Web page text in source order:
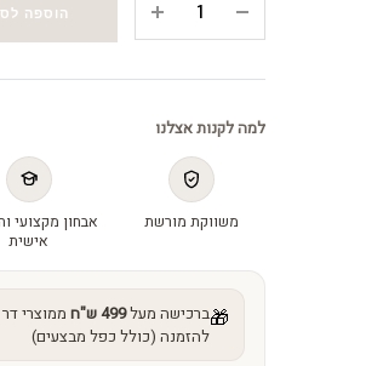
פנים
העור
Herbal
Care
Lotion
quantity
הוספה
למה לקנות אצלנו
משווקת מורשת
אבחון מקצועי
אישית
🎁ברכישה מעל499 ש"ח ממוצרי
להזמנה (כולל כפל מבצעים)